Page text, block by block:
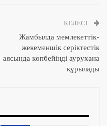
КЕЛЕСІ
Жамбылда мемлекеттік-
жекеменшік серіктестік
аясында көпбейінді аурухана
құрылады